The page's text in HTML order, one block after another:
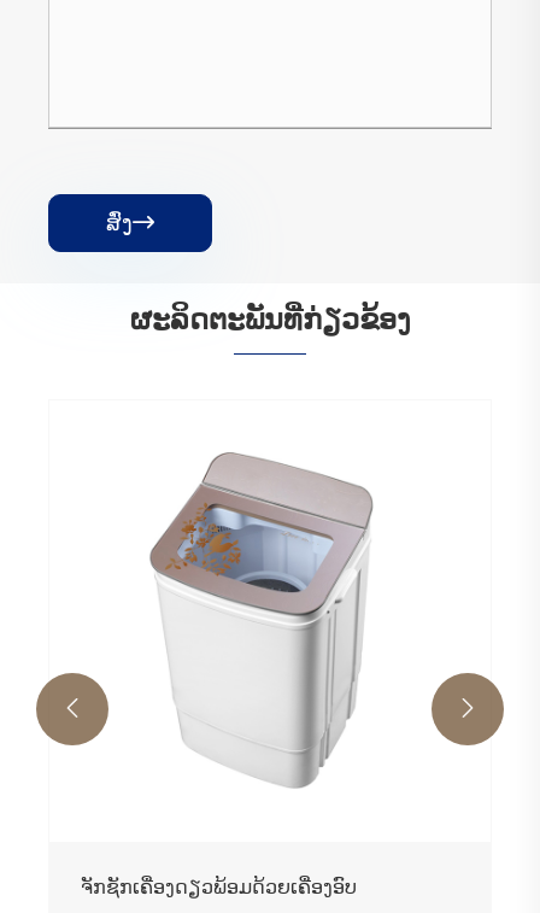
ສົ່ງ
ຜະ​ລິດ​ຕະ​ພັນ​ທີ່​ກ່ຽວ​ຂ້ອງ
ເຄື່ອງຊັກຜ້າບ້ານດຽວ
ເບິ່ງເພີ່ມເຕີມ >>
 